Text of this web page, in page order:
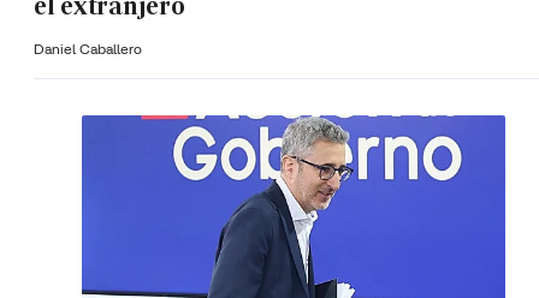
Daniel Caballero